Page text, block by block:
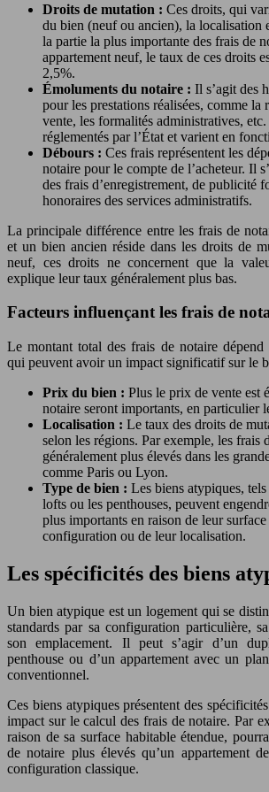
Droits de mutation : Ces droits, qui
du bien (neuf ou ancien), la localisation
la partie la plus importante des frais de
appartement neuf, le taux de ces droits
2,5%.
Émoluments du notaire : Il s’agit des
pour les prestations réalisées, comme la
vente, les formalités administratives,
réglementés par l’État et varient en
Débours : Ces frais représentent les
notaire pour le compte de l’acheteur. Il
des frais d’enregistrement, de publicité
honoraires des services administratifs.
La principale différence entre les frais de
et un bien ancien réside dans les droits de
neuf, ces droits ne concernent que la
explique leur taux généralement plus bas.
Facteurs influençant les frais de
Le montant total des frais de notaire dépend
qui peuvent avoir un impact significatif sur le
Prix du bien : Plus le prix de vente est
notaire seront importants, en particulier
Localisation : Le taux des droits de
selon les régions. Par exemple, les frais
généralement plus élevés dans les
comme Paris ou Lyon.
Type de bien : Les biens atypiques,
lofts ou les penthouses, peuvent
plus importants en raison de leur
configuration ou de leur localisation.
Les spécificités des biens
Un bien atypique est un logement qui se
standards par sa configuration particulière,
son emplacement. Il peut s’agir d’un
penthouse ou d’un appartement avec un
conventionnel.
Ces biens atypiques présentent des
impact sur le calcul des frais de notaire. Par
raison de sa surface habitable étendue,
de notaire plus élevés qu’un appartement
configuration classique.